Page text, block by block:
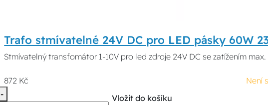
Trafo stmívatelné 24V DC pro LED pásky 60W
Stmívatelný transfomátor 1-10V pro led zdroje 24V DC se zatížením
872 Kč
Není
-
Vložit do košíku